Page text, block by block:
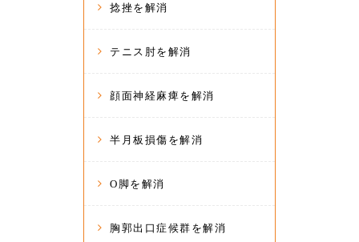
捻挫を解消
テニス肘を解消
顔面神経麻痺を解消
半月板損傷を解消
O脚を解消
胸郭出口症候群を解消